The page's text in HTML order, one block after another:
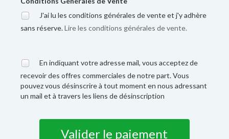
J'ai lu les conditions générales de vente et j'y adhère
sans réserve.Lire les conditions générales de vente.
En indiquant votre adresse mail, vous acceptez de
recevoir des offres commerciales de notre part. Vous
pouvez vous désinscrire à tout moment en nous adressant
un mail et à travers les liens de désinscription
Valider le paiement